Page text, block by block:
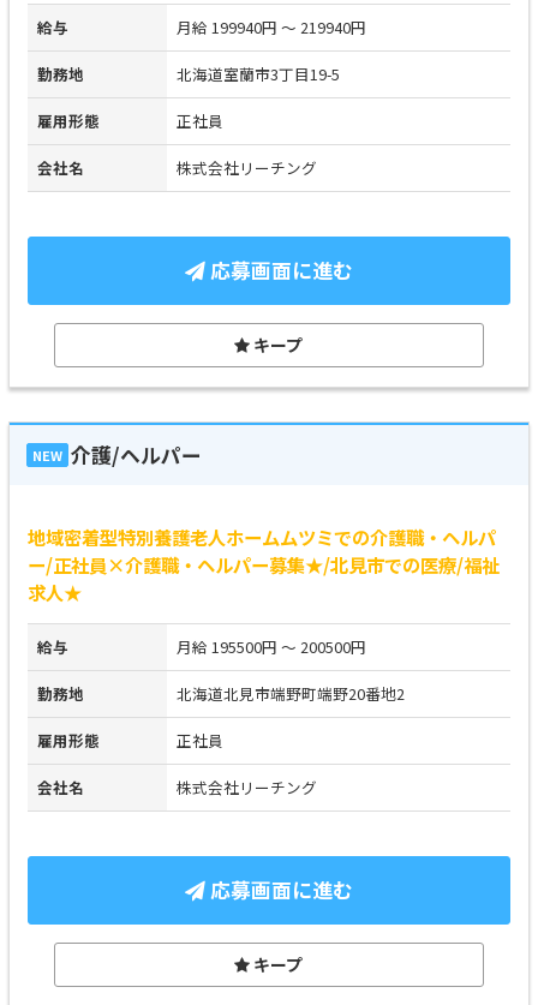
給与 月給 199940円 ～ 219940円
勤務地 北海道室蘭市3丁目19-5
雇用形態 正社員
会社名 株式会社リーチング
応募画面に進む
キープ
NEW 介護/ヘルパー
地域密着型特別養護老人ホームムツミでの介護職・ヘルパ
ー/正社員×介護職・ヘルパー募集★/北見市での医療/福祉
求人★
給与 月給 195500円 ～ 200500円
勤務地 北海道北見市端野町端野20番地2
雇用形態 正社員
会社名 株式会社リーチング
応募画面に進む
キープ